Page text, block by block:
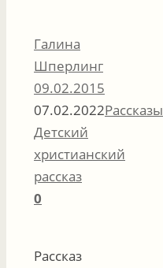
Галина
Шперлинг
09.02.2015
07.02.2022Рассказы
Детский
христианский
рассказ
0
Рассказ